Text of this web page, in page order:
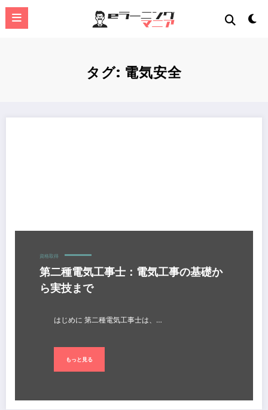
コ
テ
タグ: 電気安全
資格取得
第二種電気工事士：電気工事の基礎か
ら実技まで
はじめに 第二種電気工事士は、…
もっと見る